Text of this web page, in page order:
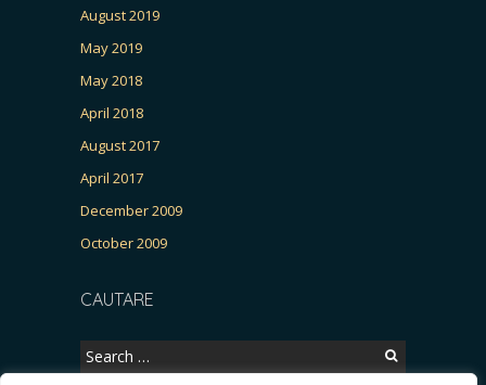
August 2019
May 2019
May 2018
April 2018
August 2017
April 2017
December 2009
October 2009
CAUTARE
Search
for: